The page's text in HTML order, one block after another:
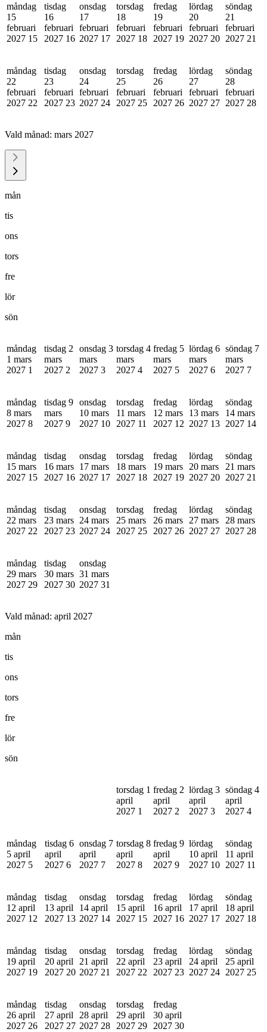
måndag
15
februari
2027 15
tisdag
16
februari
2027 16
onsdag
17
februari
2027 17
torsdag
18
februari
2027 18
fredag
19
februari
2027 19
lördag
20
februari
2027 20
söndag
21
februari
2027 21
måndag
22
februari
2027 22
tisdag
23
februari
2027 23
onsdag
24
februari
2027 24
torsdag
25
februari
2027 25
fredag
26
februari
2027 26
lördag
27
februari
2027 27
söndag
28
februari
2027 28
Vald månad: mars 2027
mån
tis
ons
tors
fre
lör
sön
måndag
1 mars
2027 1
tisdag 2
mars
2027 2
onsdag 3
mars
2027 3
torsdag 4
mars
2027 4
fredag 5
mars
2027 5
lördag 6
mars
2027 6
söndag 7
mars
2027 7
måndag
8 mars
2027 8
tisdag 9
mars
2027 9
onsdag
10 mars
2027 10
torsdag
11 mars
2027 11
fredag
12 mars
2027 12
lördag
13 mars
2027 13
söndag
14 mars
2027 14
måndag
15 mars
2027 15
tisdag
16 mars
2027 16
onsdag
17 mars
2027 17
torsdag
18 mars
2027 18
fredag
19 mars
2027 19
lördag
20 mars
2027 20
söndag
21 mars
2027 21
måndag
22 mars
2027 22
tisdag
23 mars
2027 23
onsdag
24 mars
2027 24
torsdag
25 mars
2027 25
fredag
26 mars
2027 26
lördag
27 mars
2027 27
söndag
28 mars
2027 28
måndag
29 mars
2027 29
tisdag
30 mars
2027 30
onsdag
31 mars
2027 31
Vald månad: april 2027
mån
tis
ons
tors
fre
lör
sön
torsdag 1
april
2027 1
fredag 2
april
2027 2
lördag 3
april
2027 3
söndag 4
april
2027 4
måndag
5 april
2027 5
tisdag 6
april
2027 6
onsdag 7
april
2027 7
torsdag 8
april
2027 8
fredag 9
april
2027 9
lördag
10 april
2027 10
söndag
11 april
2027 11
måndag
12 april
2027 12
tisdag
13 april
2027 13
onsdag
14 april
2027 14
torsdag
15 april
2027 15
fredag
16 april
2027 16
lördag
17 april
2027 17
söndag
18 april
2027 18
måndag
19 april
2027 19
tisdag
20 april
2027 20
onsdag
21 april
2027 21
torsdag
22 april
2027 22
fredag
23 april
2027 23
lördag
24 april
2027 24
söndag
25 april
2027 25
måndag
26 april
2027 26
tisdag
27 april
2027 27
onsdag
28 april
2027 28
torsdag
29 april
2027 29
fredag
30 april
2027 30